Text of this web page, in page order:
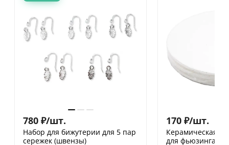
780 ₽/шт.
Набор для бижутерии для 5 пар
сережек (швензы)
170 ₽/шт.
Керамическая
для фьюзинга в